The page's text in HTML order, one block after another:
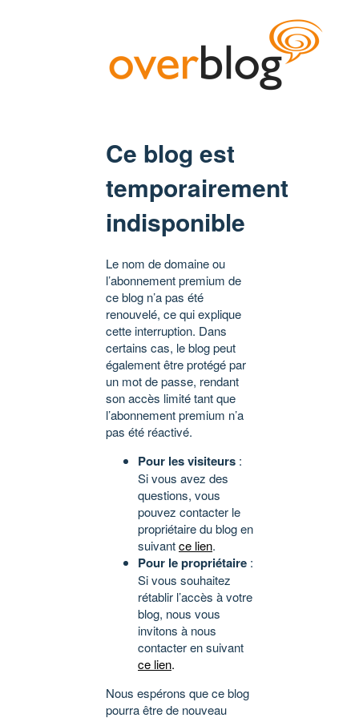
Ce blog est
temporairement
indisponible
Le nom de domaine ou
l’abonnement premium de
ce blog n’a pas été
renouvelé, ce qui explique
cette interruption. Dans
certains cas, le blog peut
également être protégé par
un mot de passe, rendant
son accès limité tant que
l’abonnement premium n’a
pas été réactivé.
Pour les visiteurs :
Si vous avez des
questions, vous
pouvez contacter le
propriétaire du blog en
suivantce lien.
Pour le propriétaire :
Si vous souhaitez
rétablir l’accès à votre
blog, nous vous
invitons à nous
contacter en suivant
ce lien.
Nous espérons que ce blog
pourra être de nouveau